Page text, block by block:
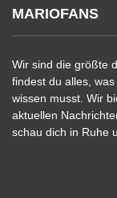
MARIOFANS
Wir sind die größte
findest du alles,
wissen musst. Wir
aktuellen
schau dich in Ruhe